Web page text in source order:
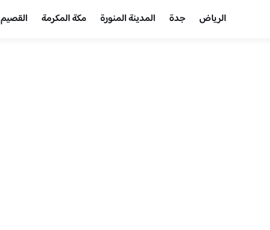
الرياض جدة المدينة المنورة مكة المكرمة القصيم